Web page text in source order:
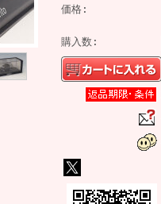
価格:
購入数: